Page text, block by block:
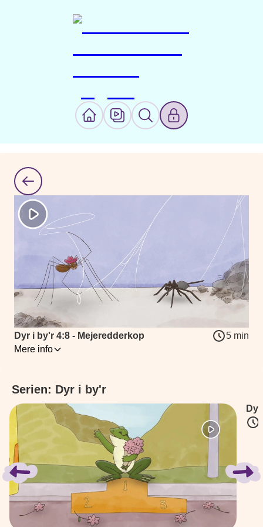
Dyr i by'r 4:8 - Mejeredderkop
5 min
Mere info
Vimse, Herman og Liva opdager den langbenede
Instruktører:
Emil Nørgaard Munk&Tine Sætter-Lassen
(Danmark , 2025 )
Serien: Dyr i by'r
Spring bånd over